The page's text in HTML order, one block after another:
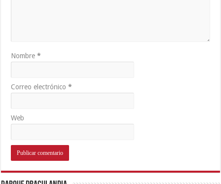
Nombre*
Correo electrónico*
Web